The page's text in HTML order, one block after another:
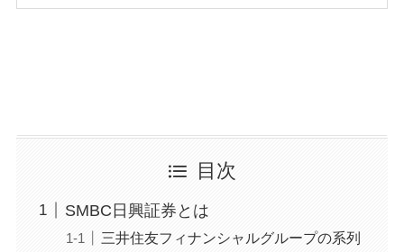
目次
SMBC日興証券とは
三井住友フィナンシャルグループの系列